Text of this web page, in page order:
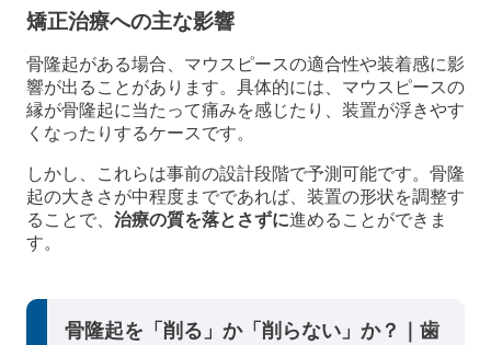
矯正治療への主な影響
骨隆起がある場合、マウスピースの適合性や装着感に影
響が出ることがあります。具体的には、マウスピースの
縁が骨隆起に当たって痛みを感じたり、装置が浮きやす
くなったりするケースです。
しかし、これらは事前の設計段階で予測可能です。骨隆
起の大きさが中程度までであれば、装置の形状を調整す
ることで、 治療の質を落とさずに進めることができま
す。
骨隆起を「削る」か「削らない」か？｜歯